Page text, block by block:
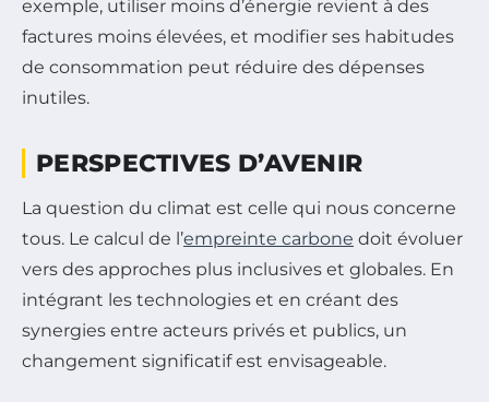
exemple, utiliser moins d’énergie revient à des
factures moins élevées, et modifier ses habitudes
de consommation peut réduire des dépenses
inutiles.
PERSPECTIVES D’AVENIR
La question du climat est celle qui nous concerne
tous. Le calcul de l’empreinte carbone doit évoluer
vers des approches plus inclusives et globales. En
intégrant les technologies et en créant des
synergies entre acteurs privés et publics, un
changement significatif est envisageable.